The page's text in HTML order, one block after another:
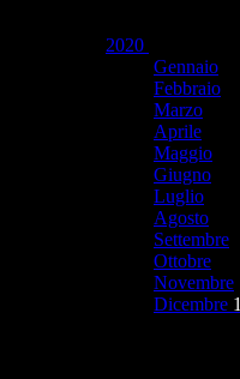
2020
Gennaio
Febbraio
Marzo
Aprile
Maggio
Giugno
Luglio
Agosto
Settembre
Ottobre
Novembre
Dicembre 1